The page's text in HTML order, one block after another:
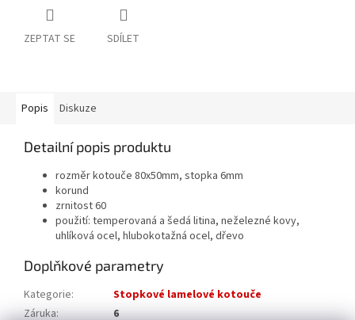
ZEPTAT SE SDÍLET
Popis Diskuze
Detailní popis produktu
rozměr kotouče 80x50mm, stopka 6mm
korund
zrnitost 60
použití: temperovaná a šedá litina, neželezné kovy,
uhlíková ocel, hlubokotažná ocel, dřevo
Doplňkové parametry
Kategorie:
Stopkové lamelové kotouče
Záruka: 6